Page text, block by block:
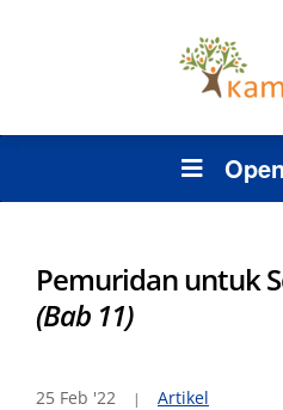
Pemuridan untuk
(Bab 11)
25 Feb '22 Artikel